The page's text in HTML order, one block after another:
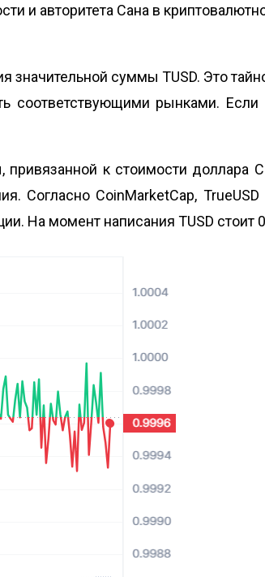
и авторитета Сана в
значительной суммы TUSD. Это
соответствующими рынками. Если
привязанной к стоимости
Согласно CoinMarketCap,
На момент написания TUSD стоит